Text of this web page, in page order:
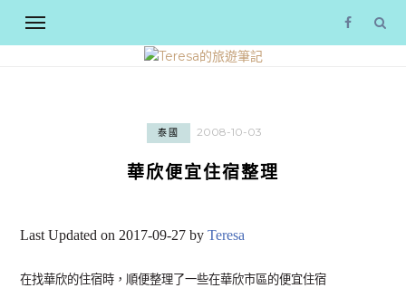
泰國 2008-10-03
華欣便宜住宿整理
Last Updated on 2017-09-27 byTeresa
在找華欣的住宿時，順便整理了一些在華欣市區的便宜住宿